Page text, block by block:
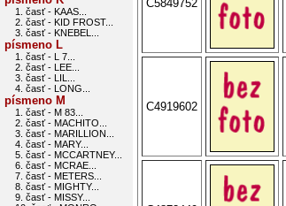
1. časť - KAAS...
2. časť - KID FROST...
3. časť - KNEBEL...
písmeno L
1. časť - L 7...
2. časť - LEE...
3. časť - LIL...
4. časť - LONG...
písmeno M
1. časť - M 83...
2. časť - MACHITO...
3. časť - MARILLION...
4. časť - MARY...
5. časť - MCCARTNEY...
6. časť - MCRAE...
7. časť - METERS...
8. časť - MIGHTY...
9. časť - MISSY...
C5849752
C4919602